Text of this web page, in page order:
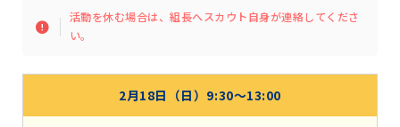
活動を休む場合は、組長へスカウト自身が連絡してくださ
い。
2月18日（日）9:30〜13:00